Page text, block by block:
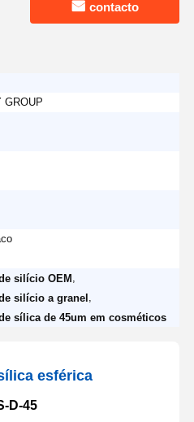
contacto
GROUP
silício OEM
silício a granel
sílica de 45um em cosméticos
esférica
D-45